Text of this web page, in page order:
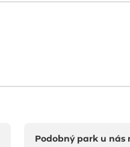
Podobný park u